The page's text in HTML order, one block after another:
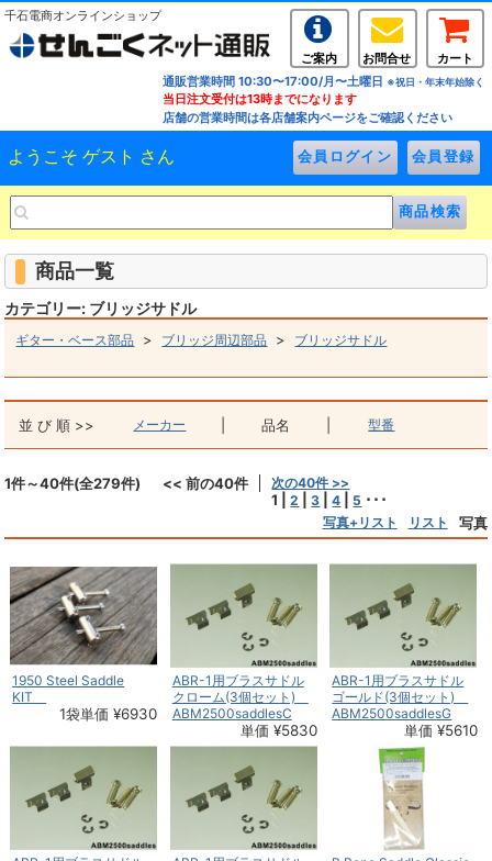
千石電商オンラインショップ
ご案内 お問合せ
カート
通販営業時間 10:30〜17:00/月〜土曜日 ※祝日・年末年始除く
当日注文受付は13時までになります
店舗の営業時間は各店舗案内ページをご確認ください
ようこそ ゲスト さん
商品一覧
カテゴリー: ブリッジサドル
ギター・ベース部品 > ブリッジ周辺部品 > ブリッジサドル
並 び 順 >> メーカー 品名 型番
1件～40件(全279件) << 前の40件 次の40件 >>
1 |2 |3 |4 5 ･･･
写真+リスト リスト 写真
1950 Steel Saddle
KIT
1袋単価 ¥6930
ABR-1用ブラスサドル
クローム(3個セット)
ABM2500saddlesC
単価 ¥5830
ABR-1用ブラスサドル
ゴールド(3個セット)
ABM2500saddlesG
単価 ¥5610